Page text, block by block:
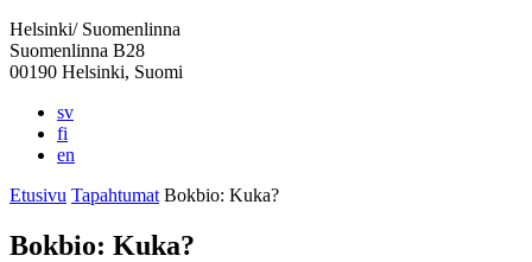
Helsinki/ Suomenlinna
Suomenlinna B28
00190 Helsinki, Suomi
sv
fi
en
Etusivu Tapahtumat Bokbio: Kuka?
Bokbio: Kuka?